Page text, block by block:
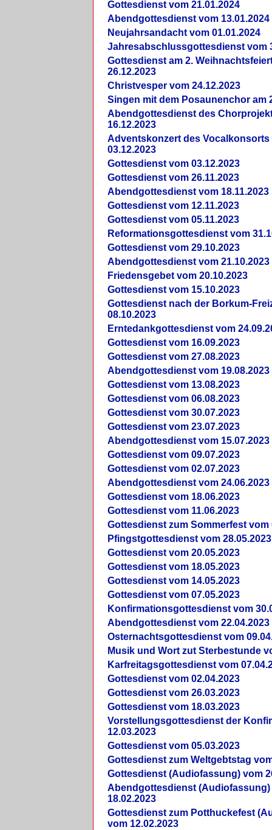
Gottesdienst vom 21.01.2024
Abendgottesdienst vom 13.01.2024
Neujahrsandacht vom 01.01.2024
Jahresabschlussgottesdienst vom
Gottesdienst am 2.
26.12.2023
Christvesper vom 24.12.2023
Singen mit dem Posaunenchor am
Abendgottesdienst des
16.12.2023
Adventskonzert des Vocalkonsorts
03.12.2023
Gottesdienst vom 03.12.2023
Gottesdienst vom 26.11.2023
Abendgottesdienst vom 18.11.2023
Gottesdienst vom 12.11.2023
Gottesdienst vom 05.11.2023
Reformationsgottesdienst vom
Gottesdienst vom 29.10.2023
Abendgottesdienst vom 21.10.2023
Friedensgebet vom 20.10.2023
Gottesdienst vom 15.10.2023
Gottesdienst nach der Borkum-
08.10.2023
Erntedankgottesdienst vom
Gottesdienst vom 16.09.2023
Gottesdienst vom 27.08.2023
Abendgottesdienst vom 19.08.2023
Gottesdienst vom 13.08.2023
Gottesdienst vom 06.08.2023
Gottesdienst vom 30.07.2023
Gottesdienst vom 23.07.2023
Abendgottesdienst vom 15.07.2023
Gottesdienst vom 09.07.2023
Gottesdienst vom 02.07.2023
Abendgottesdienst vom 24.06.2023
Gottesdienst vom 18.06.2023
Gottesdienst vom 11.06.2023
Gottesdienst zum Sommerfest vom
Pfingstgottesdienst vom 28.05.2023
Gottesdienst vom 20.05.2023
Gottesdienst vom 18.05.2023
Gottesdienst vom 14.05.2023
Gottesdienst vom 07.05.2023
Konfirmationsgottesdienst vom
Abendgottesdienst vom 22.04.2023
Osternachtsgottesdienst vom
Musik und Wort zut Sterbestunde
Karfreitagsgottesdienst vom
Gottesdienst vom 02.04.2023
Gottesdienst vom 26.03.2023
Gottesdienst vom 18.03.2023
Vorstellungsgottesdienst der
12.03.2023
Gottesdienst vom 05.03.2023
Gottesdienst zum Weltgebtstag
Gottesdienst (Audiofassung) vom
Abendgottesdienst (Audiofassung)
18.02.2023
Gottesdienst zum Potthuckefest
vom 12.02.2023